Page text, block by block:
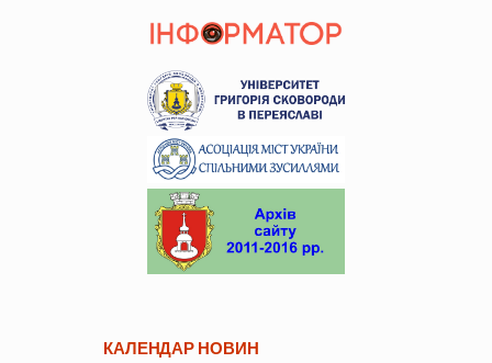
КАЛЕНДАР НОВИН